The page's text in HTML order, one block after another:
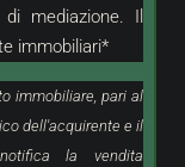
mediazione. Il
immobiliari*
immobiliare, pari al
dell'acquirente e il
la vendita